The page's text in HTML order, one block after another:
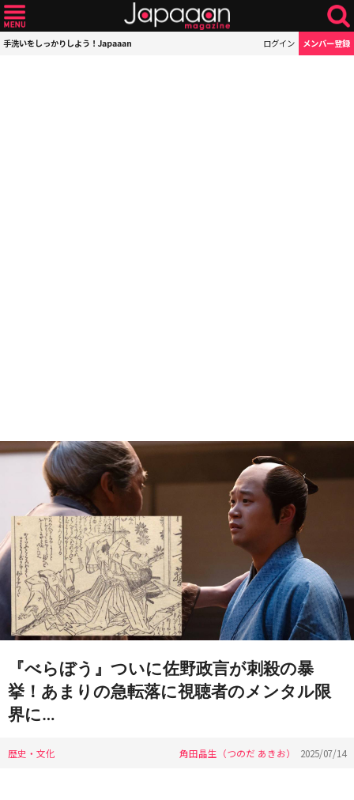
手洗いをしっかりしよう！Japaaan ログイン メンバー登録
『べらぼう』ついに佐野政言が刺殺の暴
挙！あまりの急転落に視聴者のメンタル限
界に…
歴史・文化 角田晶生（つのだ あきお） 2025/07/14